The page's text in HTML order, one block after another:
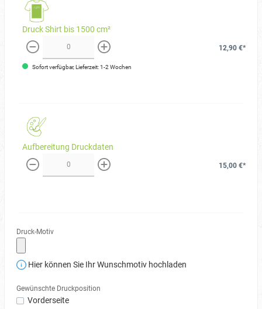
Druck Shirt bis 1500 cm²
weniger mehr
12,90 €*
Sofort verfügbar, Lieferzeit: 1-2 Wochen
Aufbereitung Druckdaten
weniger mehr
15,00 €*
Druck-Motiv
Hier können Sie Ihr Wunschmotiv hochladen
Gewünschte Druckposition
Vorderseite